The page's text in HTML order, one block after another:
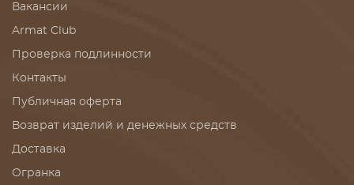
Вакансии
Armat Club
Проверка подлинности
Контакты
Публичная оферта
Возврат изделий и денежных средств
Доставка
Огранка